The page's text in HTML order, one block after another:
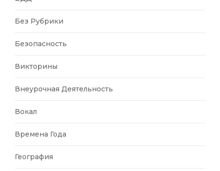
Без Рубрики
Безопасность
Викторины
Внеурочная Деятельность
Вокал
Времена Года
География